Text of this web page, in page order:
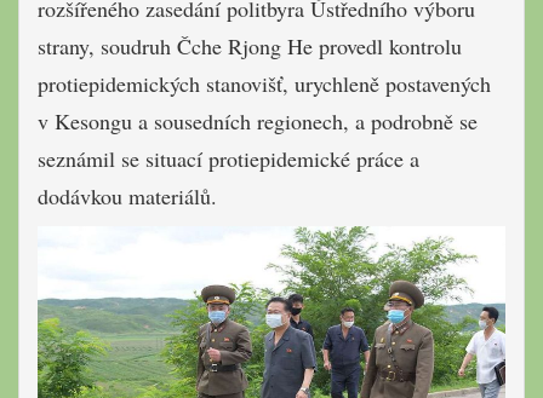
rozšířeného zasedání politbyra Ústředního výboru
strany, soudruh Čche Rjong He provedl kontrolu
protiepidemických stanovišť, urychleně postavených
v Kesongu a sousedních regionech, a podrobně se
seznámil se situací protiepidemické práce a
dodávkou materiálů.